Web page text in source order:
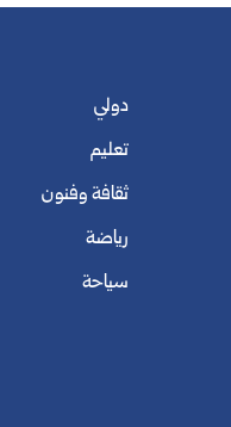
دولي
تعليم
ثقافة وفنون
رياضة
سياحة